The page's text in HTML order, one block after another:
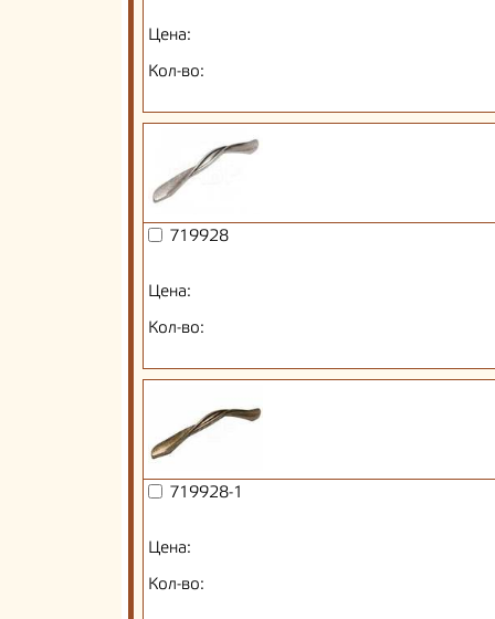
Цена:
Кол-во:
719928
Цена:
Кол-во:
719928-1
Цена:
Кол-во: